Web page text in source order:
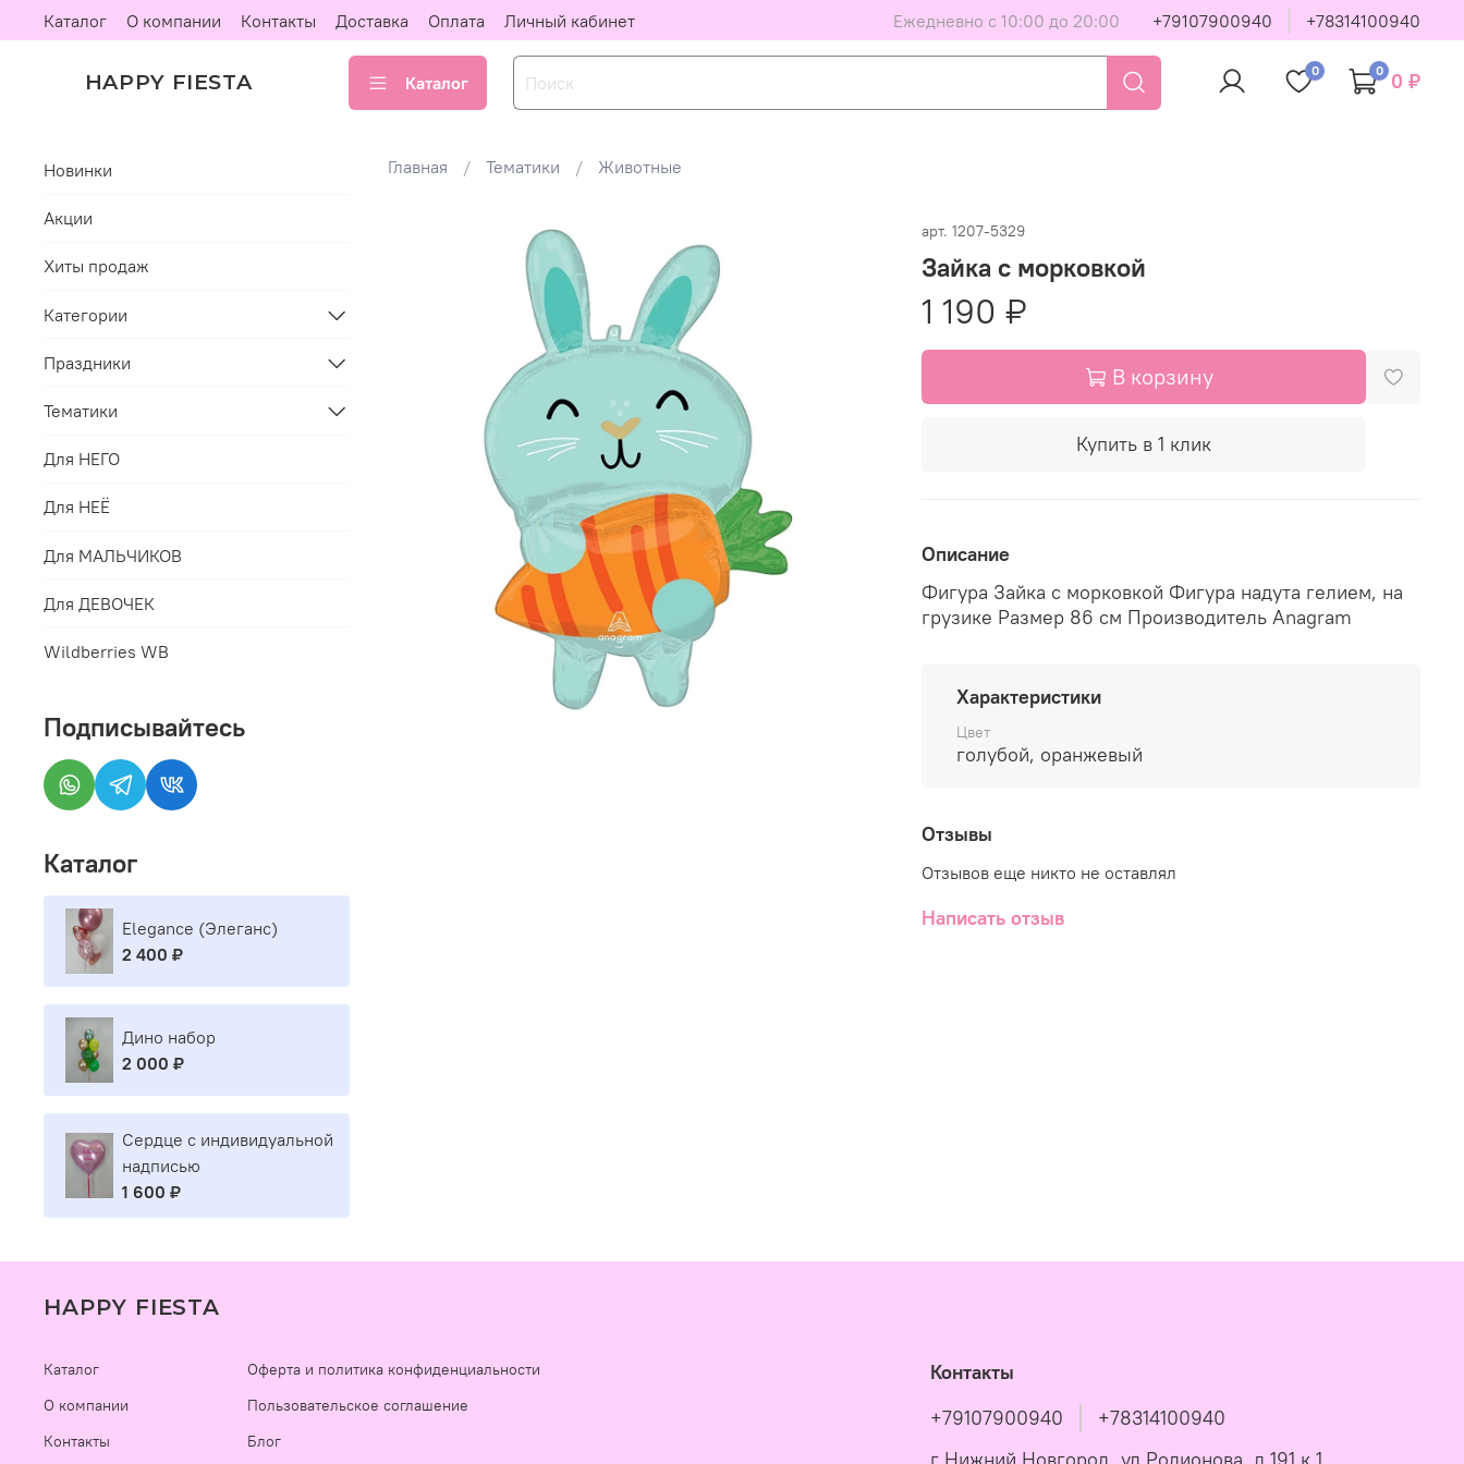
Каталог О компании Контакты Доставка Оплата Личный кабинет Ежедневно с 10:00 до 20:00 +79107900940 +78314100940
HAPPY FIESTA Каталог
0 0 0 ₽
Главная Тематики Животные
арт. 1207-5329
Зайка с морковкой
1 190 ₽
В корзину
Купить в 1 клик
Описание
Фигура Зайка с морковкой Фигура надута гелием, на
грузике Размер 86 см Производитель Anagram
Характеристики
Цвет
голубой, оранжевый
Отзывы
Отзывов еще никто не оставлял
Написать отзыв
Новинки
Акции
Хиты продаж
Категории
Праздники
Тематики
Для НЕГО
Для НЕЁ
Для МАЛЬЧИКОВ
Для ДЕВОЧЕК
Wildberries WB
Подписывайтесь
Каталог
Elegance (Элеганс)
2 400 ₽
Дино набор
2 000 ₽
Сердце с индивидуальной
надписью
1 600 ₽
HAPPY FIESTA
Каталог
О компании
Контакты
Оферта и политика конфиденциальности
Пользовательское соглашение
Блог
Контакты
+79107900940
+78314100940